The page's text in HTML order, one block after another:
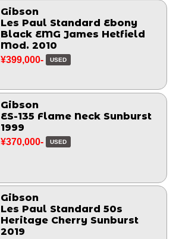
Gibson
Les Paul Standard Ebony
Black EMG James Hetfield
Mod. 2010
¥399,000- USED
Gibson
ES-135 Flame Neck Sunburst
1999
¥370,000- USED
Gibson
Les Paul Standard 50s
Heritage Cherry Sunburst
2019